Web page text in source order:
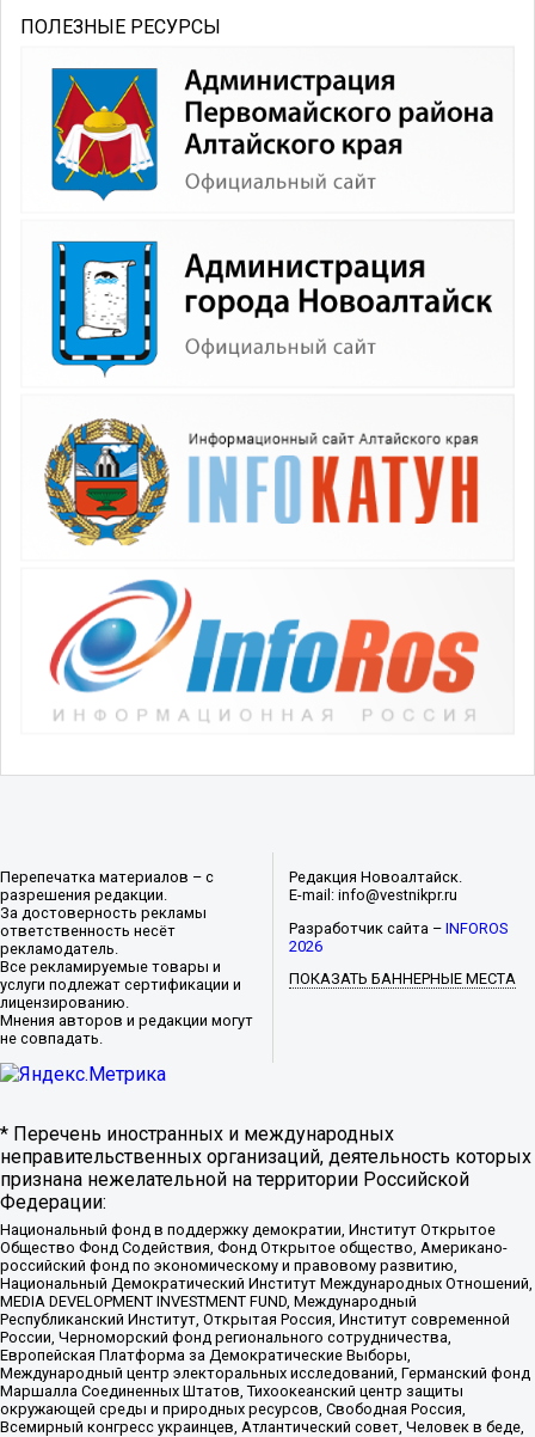
ПОЛЕЗНЫЕ РЕСУРСЫ
Перепечатка материалов – с
разрешения редакции.
За достоверность рекламы
ответственность несёт
рекламодатель.
Все рекламируемые товары и
услуги подлежат сертификации и
лицензированию.
Мнения авторов и редакции могут
не совпадать.
Редакция Новоалтайск.
E-mail: info@vestnikpr.ru
Разработчик сайта –INFOROS
2026
ПОКАЗАТЬ БАННЕРНЫЕ МЕСТА
* Перечень иностранных и международных
неправительственных организаций, деятельность которых
признана нежелательной на территории Российской
Федерации:
Национальный фонд в поддержку демократии, Институт Открытое
Общество Фонд Содействия, Фонд Открытое общество, Американо-
российский фонд по экономическому и правовому развитию,
Национальный Демократический Институт Международных Отношений,
MEDIA DEVELOPMENT INVESTMENT FUND, Международный
Республиканский Институт, Открытая Россия, Институт современной
России, Черноморский фонд регионального сотрудничества,
Европейская Платформа за Демократические Выборы,
Международный центр электоральных исследований, Германский фонд
Маршалла Соединенных Штатов, Тихоокеанский центр защиты
окружающей среды и природных ресурсов, Свободная Россия,
Всемирный конгресс украинцев, Атлантический совет, Человек в беде,